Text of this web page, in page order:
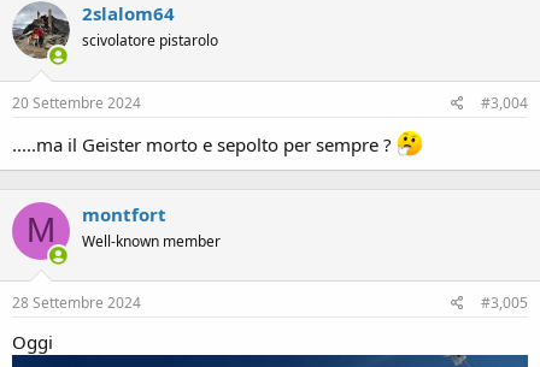
t
i
o
n
:
2slalom64
scivolatore pistarolo
20 Settembre 2024 #3,004
.....ma il Geister morto e sepolto per sempre ?
M montfort
Well-known member
28 Settembre 2024 #3,005
Oggi